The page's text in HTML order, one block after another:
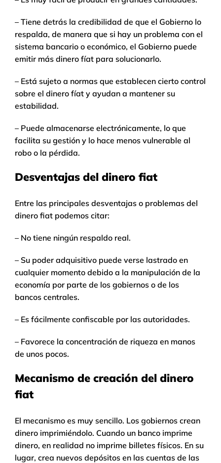
– Tiene detrás la credibilidad de que el Gobierno lo
respalda, de manera que si hay un problema con el
sistema bancario o económico, el Gobierno puede
emitir más dinero fíat para solucionarlo.
– Está sujeto a normas que establecen cierto control
sobre el dinero fíat y ayudan a mantener su
estabilidad.
– Puede almacenarse electrónicamente, lo que
facilita su gestión y lo hace menos vulnerable al
robo o la pérdida.
Desventajas del dinero fiat
Entre las principales desventajas o problemas del
dinero fiat podemos citar:
– No tiene ningún respaldo real.
– Su poder adquisitivo puede verse lastrado en
cualquier momento debido a la manipulación de la
economía por parte de los gobiernos o de los
bancos centrales.
– Es fácilmente confiscable por las autoridades.
– Favorece la concentración de riqueza en manos
de unos pocos.
Mecanismo de creación del dinero
fiat
El mecanismo es muy sencillo. Los gobiernos crean
dinero imprimiéndolo. Cuando un banco imprime
dinero, en realidad no imprime billetes físicos. En su
lugar, crea nuevos depósitos en las cuentas de las